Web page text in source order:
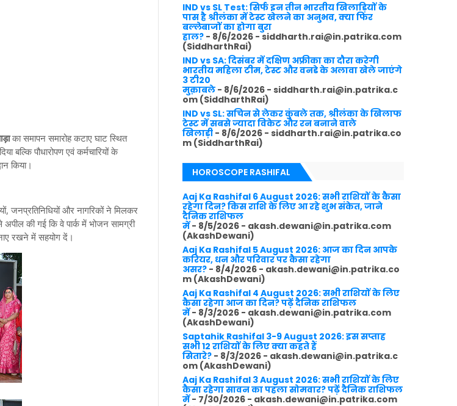
का समापन समारोह कटाए घाट स्थित
बल्कि पौधारोपण एवं कर्मचारियों के
किया।
जनप्रतिनिधियों और नागरिकों ने मिलकर
की गई कि वे पार्क में भोजन सामग्री
रखने में सहयोग दें।
IND vs SL Test: सिर्फ इन तीन भारतीय खिलाड़ियों के
पास है श्रीलंका में टेस्ट खेलने का अनुभव, क्या फिर
बल्लेबाजों का होगा बुरा
हाल? - 8/6/2026 - siddharth.rai@in.patrika.com
(SiddharthRai)
IND vs SA: दिसंबर में दक्षिण अफ्रीका का दौरा करेगी
भारतीय महिला टीम, टेस्ट और वनडे के अलावा खेले जाएंगे
3 टी20
मुक़ाबले - 8/6/2026 - siddharth.rai@in.patrika.c
om (SiddharthRai)
IND vs SL: सचिन से लेकर कुंबले तक, श्रीलंका के खिलाफ
टेस्ट में सबसे ज्यादा विकेट और रन बनाने वाले
खिलाड़ी - 8/6/2026 - siddharth.rai@in.patrika.co
m (SiddharthRai)
HOROSCOPE RASHIFAL
Aaj Ka Rashifal 6 August 2026: सभी राशियों के कैसा
रहेगा दिन? किस राशि के लिए आ रहे शुभ संकेत, जाने
दैनिक राशिफल
में- 8/5/2026 - akash.dewani@in.patrika.com
(AkashDewani)
Aaj Ka Rashifal 5 August 2026: आज का दिन आपके
करियर, धन और परिवार पर कैसा रहेगा
असर? - 8/4/2026 - akash.dewani@in.patrika.co
m (AkashDewani)
Aaj Ka Rashifal 4 August 2026: सभी राशियों के लिए
कैसा रहेगा आज का दिन? पढ़ें दैनिक राशिफल
में- 8/3/2026 - akash.dewani@in.patrika.com
(AkashDewani)
Saptahik Rashifal 3-9 August 2026: इस सप्ताह
सभी 12 राशियों के लिए क्या कहते हैं
सितारे? - 8/3/2026 - akash.dewani@in.patrika.c
om (AkashDewani)
Aaj Ka Rashifal 3 August 2026: सभी राशियों के लिए
कैसा रहेगा सावन का पहला सोमवार? पढ़ें दैनिक राशिफल
में- 7/30/2026 - akash.dewani@in.patrika.com